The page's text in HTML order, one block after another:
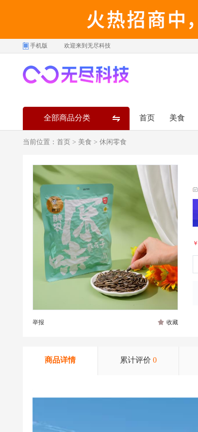
手机版 欢迎来到无尽科技
全部商品分类 首页 美食
当前位置： 首页 > 美食 > 休闲零食
举报 收藏
￥
商品详情 累计评价 0